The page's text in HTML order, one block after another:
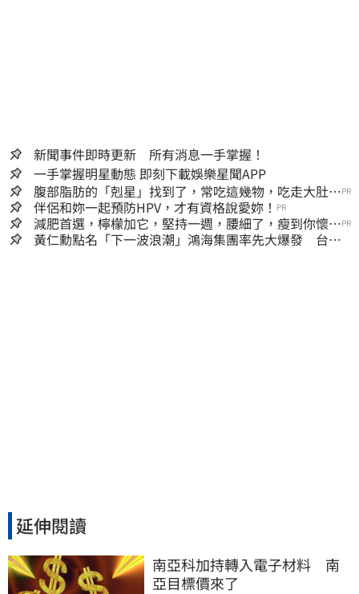
新聞事件即時更新 所有消息一手掌握！
一手掌握明星動態 即刻下載娛樂星聞APP
腹部脂肪的「剋星」找到了，常吃這幾物，吃走大肚
囊，瘦出小蠻腰
PR
伴侶和妳一起預防HPV，才有資格說愛妳！ PR
減肥首選，檸檬加它，堅持一週，腰細了，瘦到你懷疑
人生
PR
黃仁勳點名「下一波浪潮」鴻海集團率先大爆發 台股
延伸閱讀
南亞科加持轉入電子材料　南
亞目標價來了